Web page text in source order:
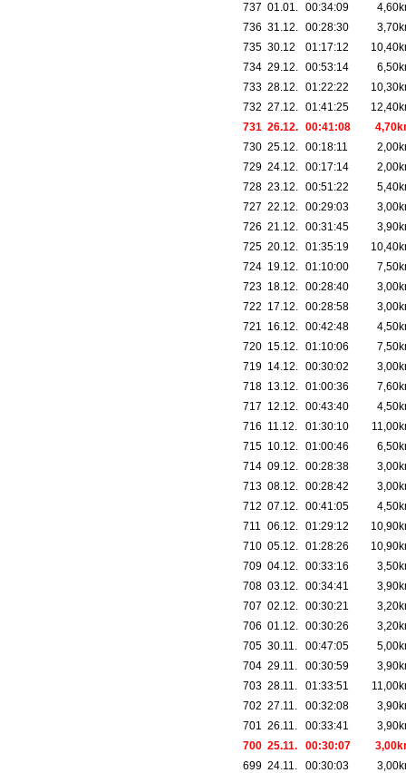
737 01.01. 00:34:09
736 31.12. 00:28:30
735 30.12 01:17:12
734 29.12. 00:53:14
733 28.12. 01:22:22
732 27.12. 01:41:25
731 26.12. 00:41:08
730 25.12. 00:18:11
729 24.12. 00:17:14
728 23.12. 00:51:22
727 22.12. 00:29:03
726 21.12. 00:31:45
725 20.12. 01:35:19
724 19.12. 01:10:00
723 18.12. 00:28:40
722 17.12. 00:28:58
721 16.12. 00:42:48
720 15.12. 01:10:06
719 14.12. 00:30:02
718 13.12. 01:00:36
717 12.12. 00:43:40
716 11.12. 01:30:10
715 10.12. 01:00:46
714 09.12. 00:28:38
713 08.12. 00:28:42
712 07.12. 00:41:05
711 06.12. 01:29:12
710 05.12. 01:28:26
709 04.12. 00:33:16
708 03.12. 00:34:41
707 02.12. 00:30:21
706 01.12. 00:30:26
705 30.11. 00:47:05
704 29.11. 00:30:59
703 28.11. 01:33:51
702 27.11. 00:32:08
701 26.11. 00:33:41
700 25.11. 00:30:07
699 24.11. 00:30:03